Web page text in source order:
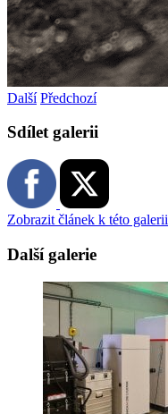
Další Předchozí
Sdílet galerii
Zobrazit článek k této galerii
Další galerie